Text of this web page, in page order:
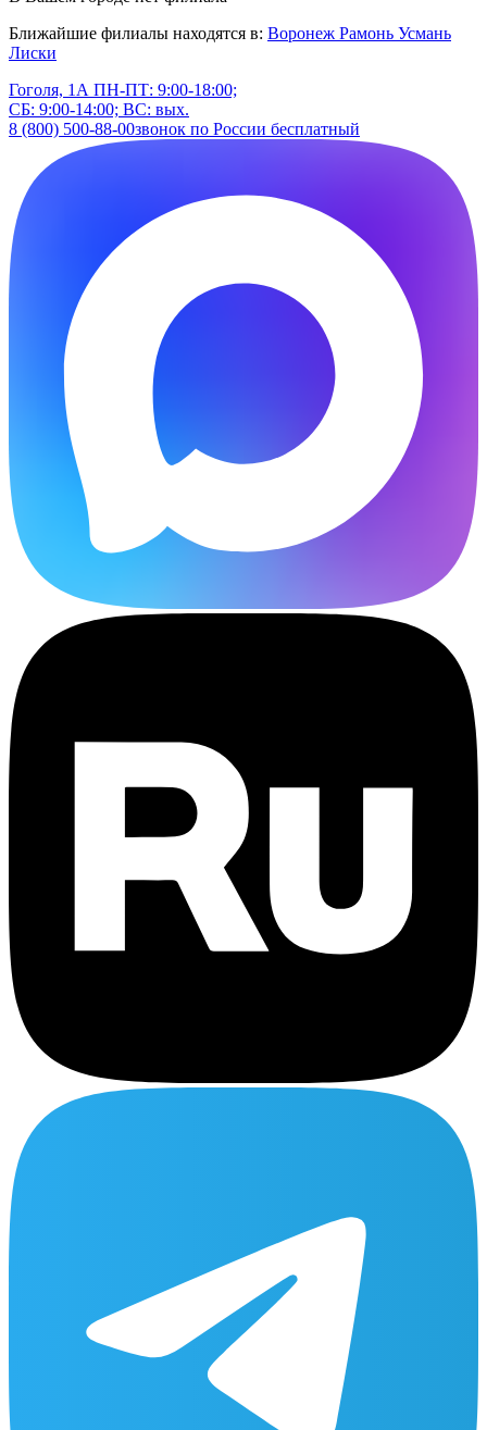
Ближайшие филиалы находятся в: Воронеж Рамонь Усмань
Лиски
Гоголя, 1А ПН-ПТ: 9:00-18:00;
СБ: 9:00-14:00; ВС: вых.
8 (800) 500-88-00звонок по России бесплатный